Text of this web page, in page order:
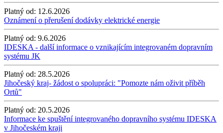
Platný od: 12.6.2026
Oznámení o přerušení dodávky elektrické energie
Platný od: 9.6.2026
IDESKA - další informace o vznikajícím integrovaném dopravním
systému JK
Platný od: 28.5.2026
Jihočeský kraj- žádost o spolupráci: "Pomozte nám oživit příběh
Ortů"
Platný od: 20.5.2026
Informace ke spuštění integrovaného dopravního systému IDESKA
v Jihočeském kraji